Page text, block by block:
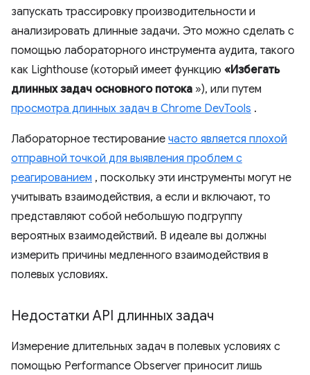
запускать трассировку производительности и
анализировать длинные задачи. Это можно сделать с
помощью лабораторного инструмента аудита, такого
как Lighthouse (который имеет функцию «Избегать
длинных задач основного потока »), или путем
просмотра длинных задач в Chrome DevTools .
Лабораторное тестирование часто является плохой
отправной точкой для выявления проблем с
реагированием , поскольку эти инструменты могут не
учитывать взаимодействия, а если и включают, то
представляют собой небольшую подгруппу
вероятных взаимодействий. В идеале вы должны
измерить причины медленного взаимодействия в
полевых условиях.
Недостатки API длинных задач
Измерение длительных задач в полевых условиях с
помощью Performance Observer приносит лишь